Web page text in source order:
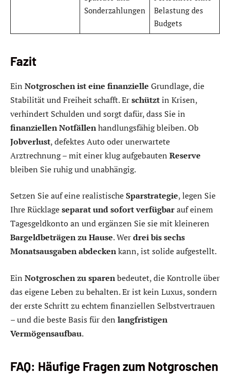
Sonderzahlungen
Belastung des
Budgets
Fazit
Ein Notgroschen ist eine finanzielle Grundlage, die
Stabilität und Freiheit schafft. Erschütztin Krisen,
verhindert Schulden und sorgt dafür, dass Sie in
finanziellen Notfällenhandlungsfähig bleiben. Ob
Jobverlust, defektes Auto oder unerwartete
Arztrechnung – mit einer klug aufgebauten Reserve
bleiben Sie ruhig und unabhängig.
Setzen Sie auf eine realistischeSparstrategie, legen Sie
Ihre Rücklageseparat und sofort verfügbarauf einem
Tagesgeldkonto an und ergänzen Sie sie mit kleineren
Bargeldbeträgen zu Hause. Werdrei bis sechs
Monatsausgaben abdeckenkann, ist solide aufgestellt.
Ein Notgroschen zu sparenbedeutet, die Kontrolle über
das eigene Leben zu behalten. Er ist kein Luxus, sondern
der erste Schritt zu echtem finanziellen Selbstvertrauen
– und die beste Basis für den langfristigen
Vermögensaufbau.
FAQ: Häufige Fragen zum Notgroschen